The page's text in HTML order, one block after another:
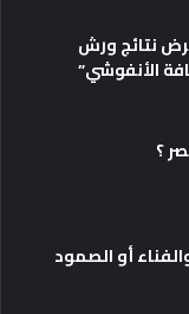
نتائج ورش
الأنفوشي”
؟
أو الصمود